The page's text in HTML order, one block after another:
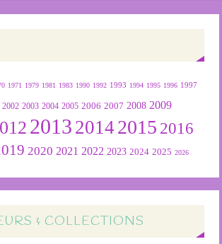
1971 1979 1981 1983 1990 1992 1993 1994 1995 1996 1997
2002 2003 2004 2005 2006 2007 2008 2009
2013 2014 2015 2016
2020 2021 2022 2023 2024 2025 2026
& COLLECTIONS